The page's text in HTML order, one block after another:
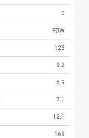
0
FDW
123
9.2
5.9
7.1
12.1
169